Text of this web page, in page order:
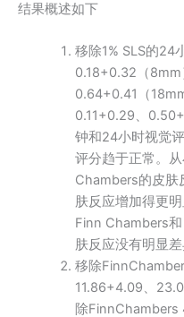
结果概述如下
移除1% SLS的24
0.18+0.32（
0.64+0.41（
0.11+0.29、
钟和24小时视觉
评分趋于正常。
Chambers的皮
肤反应增加得更
Finn Chambers
肤反应没有明显差
移除
11.86+4.09、
除FinnChambers